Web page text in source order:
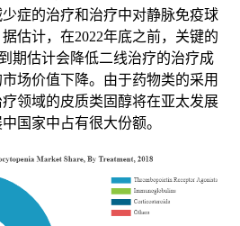
症的治疗和治疗中对静脉免疫球
估计，在2022年底之前，关键的
期估计会降低二线治疗的治疗成
场价值下降。由于药物类的采用
领域的皮质类固醇将在亚太发展
国家中占有很大份额。